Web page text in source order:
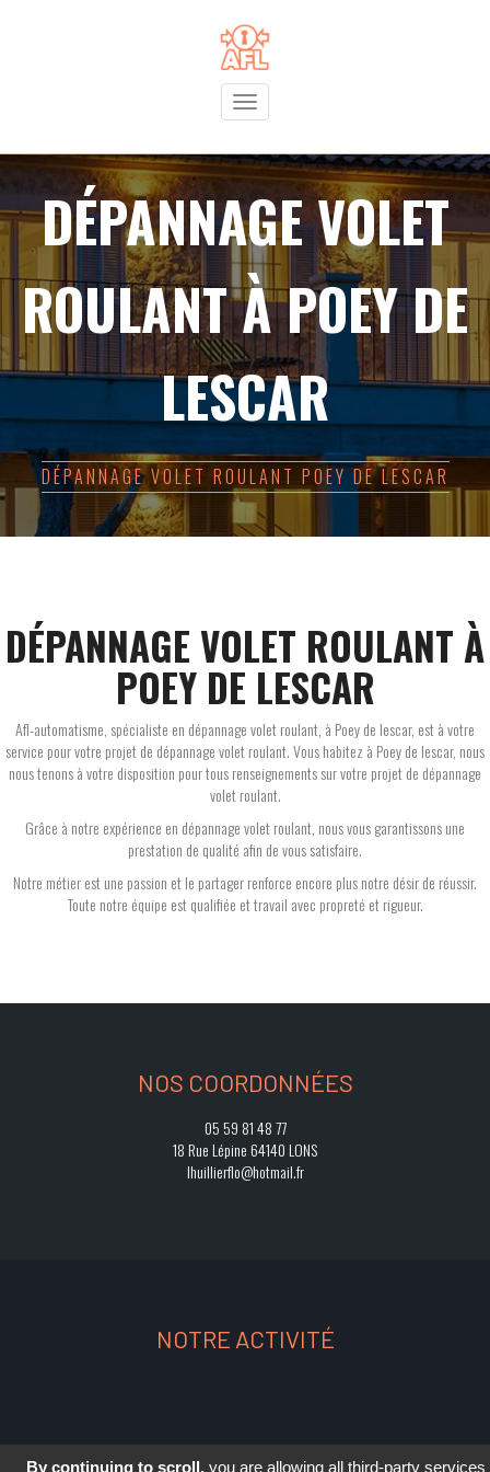
Toggle
navigation
DÉPANNAGE VOLET
ROULANT À POEY DE
LESCAR
DÉPANNAGE VOLET ROULANT POEY DE LESCAR
DÉPANNAGE VOLET ROULANT À
POEY DE LESCAR
Afl-automatisme, spécialiste en dépannage volet roulant, à Poey de lescar, est à votre
service pour votre projet de dépannage volet roulant. Vous habitez à Poey de lescar, nous
nous tenons à votre disposition pour tous renseignements sur votre projet de dépannage
volet roulant.
Grâce à notre expérience en dépannage volet roulant, nous vous garantissons une
prestation de qualité afin de vous satisfaire.
Notre métier est une passion et le partager renforce encore plus notre désir de réussir.
Toute notre équipe est qualifiée et travail avec propreté et rigueur.
NOS COORDONNÉES
05 59 81 48 77
18 Rue Lépine 64140 LONS
lhuillierflo@hotmail.fr
NOTRE ACTIVITÉ
By continuing to scroll, you are allowing all third-party services